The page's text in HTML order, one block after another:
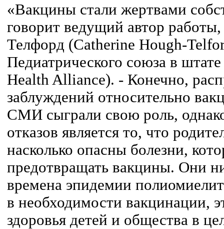
«Вакцины стали жертвами
говорит ведущий автор
Телфорд (Catherine Hough-
Педиатрического союза в
Health Alliance). - Конечно,
заблуждений относительно
СМИ сыграли свою роль,
отказов является то, что
насколько опасны болезни,
предотвращать вакцины. Они
времена эпидемии
в необходимости вакцинации,
здоровья детей и общества в